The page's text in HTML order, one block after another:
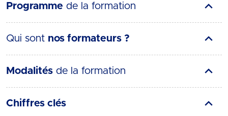
Programme de la formation
Qui sont nos formateurs ?
Modalités de la formation
Chiffres clés